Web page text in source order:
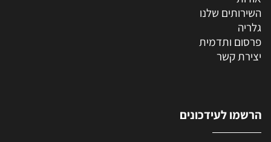
השירותים שלנו
גלריה
פרסום ותדמית
יצירת קשר
הרשמו לעידכונים